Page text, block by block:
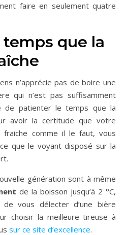
faire en seulement quatre
que la
n’apprécie pas de boire une
qui n’est pas suffisamment
de patienter le temps que la
avoir la certitude que votre
fraiche comme il le faut, vous
que le voyant disposé sur la
génération sont à même
de la boisson jusqu’à 2 °C,
vous délecter d’une bière
choisir la meilleure tireuse à
sur ce site d’excellence.